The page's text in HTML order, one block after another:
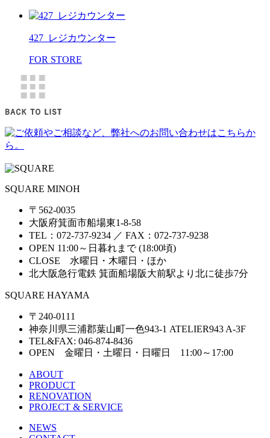
427_レジカウンター
FOR STORE
SQUARE MINOH
〒562-0035
大阪府箕面市船場東1-8-58
TEL：072-737-9234 ／ FAX：072-737-9238
OPEN 11:00～日暮れまで (18:00頃)
CLOSE 水曜日・木曜日・ほか
北大阪急行電鉄 箕面船場阪大前駅より北に徒歩7分
SQUARE HAYAMA
〒240-0111
神奈川県三浦郡葉山町一色943-1 ATELIER943 A-3F
TEL&FAX: 046-874-8436
OPEN 金曜日・土曜日・日曜日 11:00～17:00
ABOUT
PRODUCT
RENOVATION
PROJECT & SERVICE
NEWS